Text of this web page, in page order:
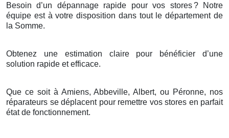
Besoin d’un dépannage rapide pour vos stores ? Notre
équipe est à votre disposition dans tout le département de
la Somme.
Obtenez une estimation claire pour bénéficier d’une
solution rapide et efficace.
Que ce soit à Amiens, Abbeville, Albert, ou Péronne, nos
réparateurs se déplacent pour remettre vos stores en parfait
état de fonctionnement.